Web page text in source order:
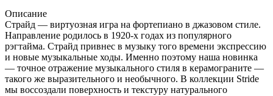
Описание
Страйд — виртуозная игра на фортепиано в джазовом стиле.
Направление родилось в 1920-х годах из популярного
рэгтайма. Страйд привнес в музыку того времени экспрессию
и новые музыкальные ходы. Именно поэтому наша новинка
— точное отражение музыкального стиля в керамограните —
такого же выразительного и необычного. В коллекции Stride
мы воссоздали поверхность и текстуру натурального